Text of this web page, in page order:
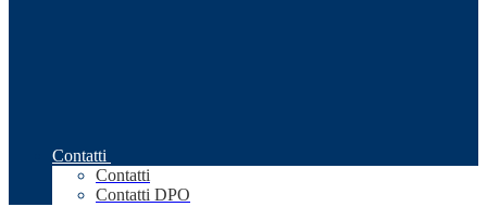
Contatti
Contatti
Contatti DPO